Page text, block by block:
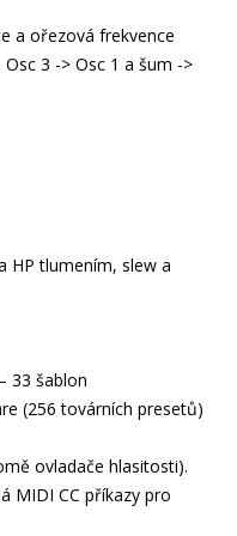
a ořezová frekvence
Osc 3 -> Osc 1 a šum ->
HP tlumením, slew a
33 šablon
(256 továrních presetů)
ovladače hlasitosti).
MIDI CC příkazy pro